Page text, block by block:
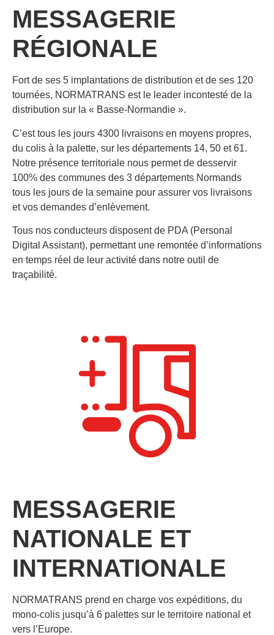
MESSAGERIE
RÉGIONALE
Fort de ses 5 implantations de distribution et de ses 120
tournées, NORMATRANS est le leader incontesté de la
distribution sur la « Basse-Normandie ».
C’est tous les jours 4300 livraisons en moyens propres,
du colis à la palette, sur les départements 14, 50 et 61.
Notre présence territoriale nous permet de desservir
100% des communes des 3 départements Normands
tous les jours de la semaine pour assurer vos livraisons
et vos demandes d’enlèvement.
Tous nos conducteurs disposent de PDA (Personal
Digital Assistant), permettant une remontée d’informations
en temps réel de leur activité dans notre outil de
traçabilité.
MESSAGERIE
NATIONALE ET
INTERNATIONALE
NORMATRANS prend en charge vos expéditions, du
mono-colis jusqu’à 6 palettes sur le territoire national et
vers l’Europe.